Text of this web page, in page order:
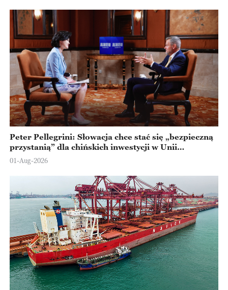
Peter Pellegrini: Słowacja chce stać się „bezpieczną
przystanią” dla chińskich inwestycji w Unii
Europejskiej
01-Aug-2026